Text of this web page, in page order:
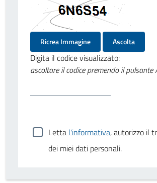
Ricrea Immagine Ascolta
Digita il codice visualizzato:
ascoltare il codice premendo il pulsante
Letta l'informativa, autorizzo il
dei miei dati personali.